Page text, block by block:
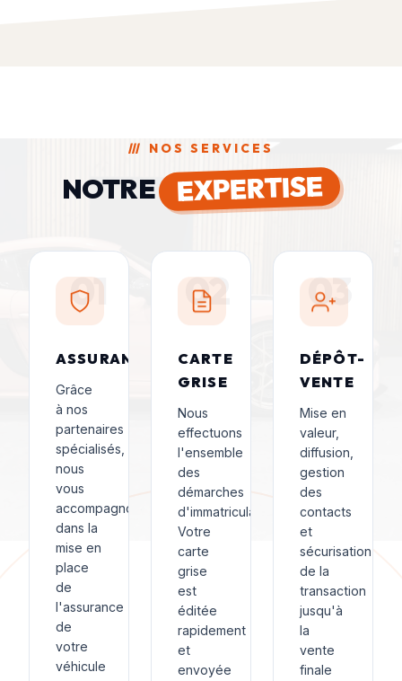
/// NOS SERVICES
NOTRE EXPERTISE
01
ASSURANCE
Grâce
à nos
partenaires
spécialisés,
nous
vous
accompagnons
dans la
mise en
place
de
l'assurance
de
votre
véhicule
02
CARTE
GRISE
Nous
effectuons
l'ensemble
des
démarches
d'immatriculation.
Votre
carte
grise
est
éditée
rapidement
et
envoyée
03
DÉPÔT-
VENTE
Mise en
valeur,
diffusion,
gestion
des
contacts
et
sécurisation
de la
transaction
jusqu'à
la
vente
finale